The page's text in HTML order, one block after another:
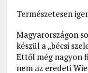
Természetesen
Magyarországon
készül a „bécsi
Ettől még nagyon
nem az eredeti